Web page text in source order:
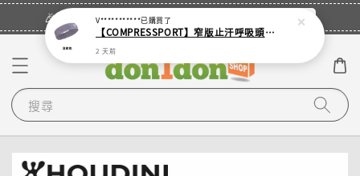
🎉登入會員・領取您的專屬折扣券！ 立即登入
搜尋
V***********已購買了
【COMPRESSPORT】窄版止汗呼吸頭帶2.0_【零碼】
2 天前